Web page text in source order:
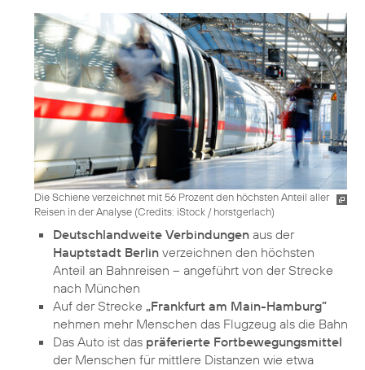
Die Schiene verzeichnet mit 56 Prozent den höchsten Anteil aller
Reisen in der Analyse (Credits: iStock / horstgerlach)
Deutschlandweite Verbindungen aus der
Hauptstadt Berlin verzeichnen den höchsten
Anteil an Bahnreisen – angeführt von der Strecke
nach München
Auf der Strecke „Frankfurt am Main-Hamburg”
nehmen mehr Menschen das Flugzeug als die Bahn
Das Auto ist das präferierte Fortbewegungsmittel
der Menschen für mittlere Distanzen wie etwa